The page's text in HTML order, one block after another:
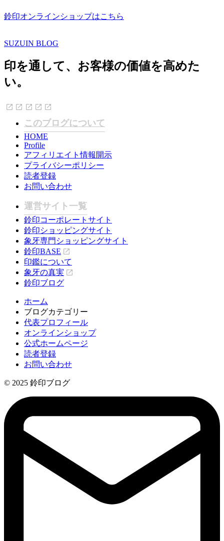
鈴印オンラインショップはこちら
SUZUIN BLOG
印を通して、お客様の価値を高めた
い。
このブログについて
HOME
Profile
アフィリエイト情報開示
プライバシーポリシー
読者登録
お問い合わせ
運営サイト一覧
鈴印コーポレートサイト
鈴印ショッピングサイト
象牙専門ショッピングサイト
鈴印BASE
印鑑について
象牙の真実
鈴印ブログ
ホーム
ブログカテゴリー
代表プロフィール
オンラインショップ
公式ホームページ
読者登録
お問い合わせ
© 2025 鈴印ブログ